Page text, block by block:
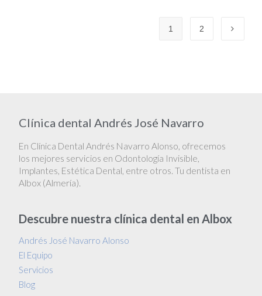
1 2
Clínica dental Andrés José Navarro
En Clínica Dental Andrés Navarro Alonso, ofrecemos
los mejores servicios en Odontología Invisible,
Implantes, Estética Dental, entre otros. Tu dentista en
Albox (Almería).
Descubre nuestra clínica dental en Albox
Andrés José Navarro Alonso
El Equipo
Servicios
Blog